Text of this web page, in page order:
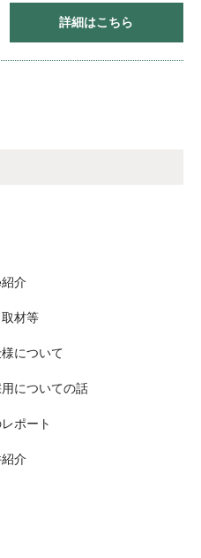
詳細はこちら
介
材等
について
についての話
ポート
介